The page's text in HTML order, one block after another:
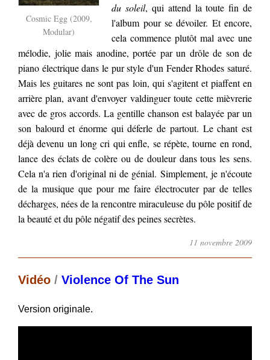
Cosmic Egg (2009,
Modular)
du soleil, qui attend la toute fin de
l'album pour se dévoiler. Et encore,
cela commence plutôt mal avec une
mélodie, jolie mais anodine, portée par un drôle de son de
piano électrique dans le pur style d'un Fender Rhodes saturé.
Mais les guitares ne sont pas loin, qui s'agitent et piaffent en
arrière plan, avant d'envoyer valdinguer toute cette mièvrerie
avec de gros accords. La gentille chanson est balayée par un
son balourd et énorme qui déferle de partout. Le chant est
déjà devenu un long cri qui enfle, se répète, tourne en rond,
lance des éclats de colère ou de douleur dans tous les sens.
Cela n'a rien d'original ni de génial. Simplement, je n'écoute
de la musique que pour me faire électrocuter par de telles
décharges, nées de la rencontre miraculeuse du pôle positif de
la beauté et du pôle négatif des peines secrètes.
11 novembre 2009
Vidéo / Violence Of The Sun
Version originale.